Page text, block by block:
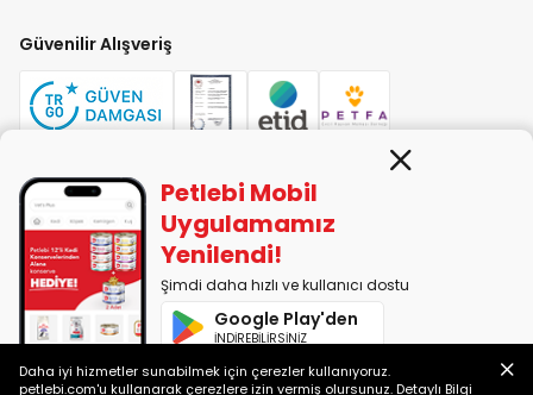
Güvenilir Alışveriş
PETLEBİ EVCİL HAYVAN ÜRÜNLERİ PAZ. SAN. TİC. LTD. ŞTİ. Alaşarköy Mah.
1. Alaşar Cad. No: 9 Osmangazi/Bursa
7290599225 vergi numarasıyla Uludağ Vergi Dairesi'ne bağlıdır.
2014-2026 © petlebi.com v11.89.0
Bursa'da sevgiyle yapıldı.
Petlebi Mobil
Uygulamamız
Yenilendi!
Şimdi daha hızlı ve kullanıcı dostu
Google Play'den
İNDİREBİLİRSİNİZ
App Store'dan
Daha iyi hizmetler sunabilmek için çerezler kullanıyoruz.
petlebi.com'u kullanarak çerezlere izin vermiş olursunuz.Detaylı Bilgi